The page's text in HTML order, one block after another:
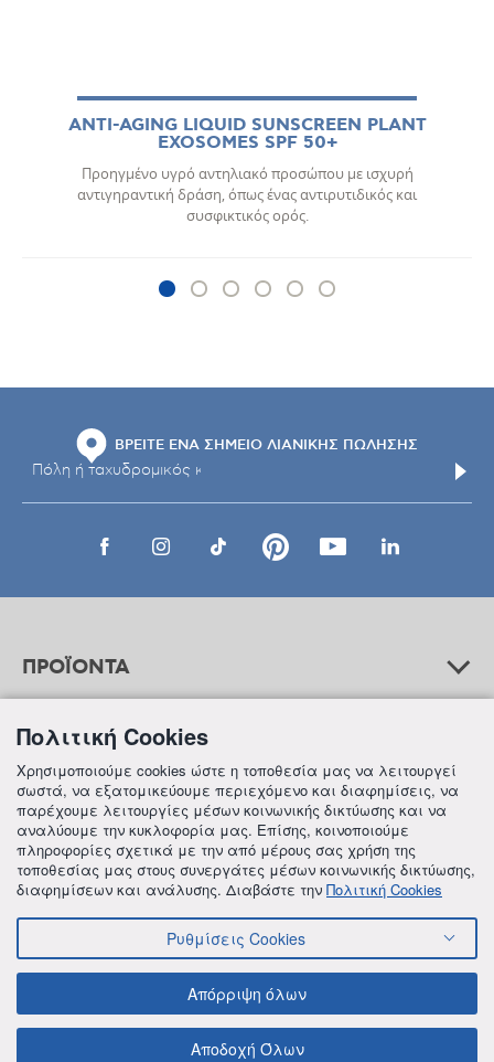
ANTI-AGING LIQUID SUNSCREEN PLANT
EXOSOMES SPF 50+
Προηγμένο υγρό αντηλιακό προσώπου με ισχυρή
αντιγηραντική δράση, όπως ένας αντιρυτιδικός και
συσφικτικός ορός.
ΒΡΕΙΤΕ ΕΝΑ ΣΗΜΕΙΟ ΛΙΑΝΙΚΗΣ ΠΩΛΗΣΗΣ
ΠΡΟΪΟΝΤΑ
ΒΟΗΘΕΙΑ
ΠΛΗΡΟΦΟΡΙΕΣ
© 2018 FREZYDERM A.B.Ε.E. ALL RIGHTS RESERVED
ΠΟΛΙΤΙΚΗ ΕΣΩΤΕΡΙΚΩΝ ΑΝΑΦΟΡΩΝ & ΚΑΤΑΓΓΕΛΙΩΝ (Ν. 4990/22)
ΠΟΛΙΤΙΚΗ ΑΠΟΡΡΗΤΟΥ ΤΗΣ FREZYDERM
ΠΟΛΙΤΙΚΗ ΓΙΑ ΤΑ COOKIES
Πολιτική Cookies
Χρησιμοποιούμε cookies ώστε η τοποθεσία μας να λειτουργεί
σωστά, να εξατομικεύουμε περιεχόμενο και διαφημίσεις, να
παρέχουμε λειτουργίες μέσων κοινωνικής δικτύωσης και να
αναλύουμε την κυκλοφορία μας. Επίσης, κοινοποιούμε
πληροφορίες σχετικά με την από μέρους σας χρήση της
τοποθεσίας μας στους συνεργάτες μέσων κοινωνικής δικτύωσης,
διαφημίσεων και ανάλυσης. Διαβάστε την Πολιτική Cookies
Ρυθμίσεις Cookies
Απόρριψη όλων
Αποδοχή Όλων